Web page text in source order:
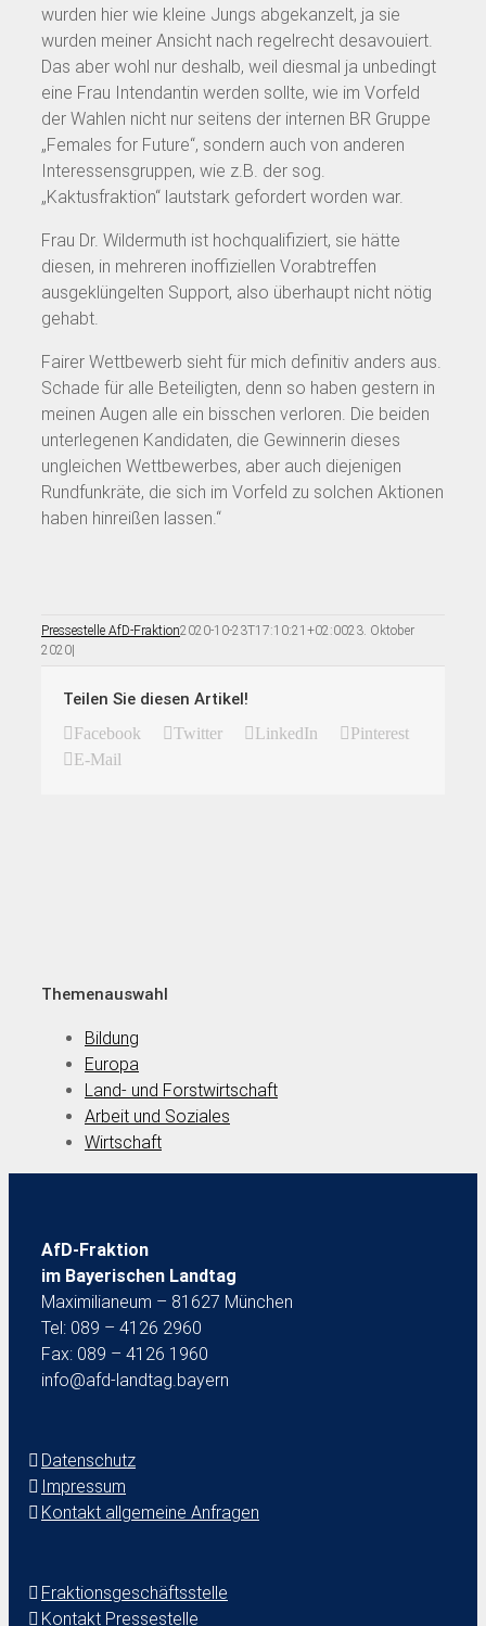
wurden hier wie kleine Jungs abgekanzelt, ja sie
wurden meiner Ansicht nach regelrecht desavouiert.
Das aber wohl nur deshalb, weil diesmal ja unbedingt
eine Frau Intendantin werden sollte, wie im Vorfeld
der Wahlen nicht nur seitens der internen BR Gruppe
„Females for Future“, sondern auch von anderen
Interessensgruppen, wie z.B. der sog.
„Kaktusfraktion“ lautstark gefordert worden war.
Frau Dr. Wildermuth ist hochqualifiziert, sie hätte
diesen, in mehreren inoffiziellen Vorabtreffen
ausgeklüngelten Support, also überhaupt nicht nötig
gehabt.
Fairer Wettbewerb sieht für mich definitiv anders aus.
Schade für alle Beteiligten, denn so haben gestern in
meinen Augen alle ein bisschen verloren. Die beiden
unterlegenen Kandidaten, die Gewinnerin dieses
ungleichen Wettbewerbes, aber auch diejenigen
Rundfunkräte, die sich im Vorfeld zu solchen Aktionen
haben hinreißen lassen.“
Pressestelle AfD-Fraktion2020-10-23T17:10:21+02:0023. Oktober
2020|
Teilen Sie diesen Artikel!
Facebook Twitter LinkedIn
Pinterest
E-Mail
Themenauswahl
Bildung
Europa
Land- und Forstwirtschaft
Arbeit und Soziales
Wirtschaft
AfD-Fraktion
im Bayerischen Landtag
Maximilianeum – 81627 München
Tel: 089 – 4126 2960
Fax: 089 – 4126 1960
info@afd-landtag.bayern
Datenschutz
Impressum
Kontakt allgemeine Anfragen
Fraktionsgeschäftsstelle
Kontakt Pressestelle